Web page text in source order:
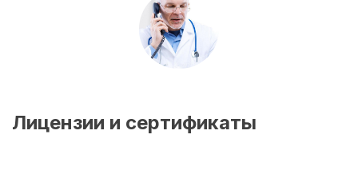
Лицензии и сертификаты